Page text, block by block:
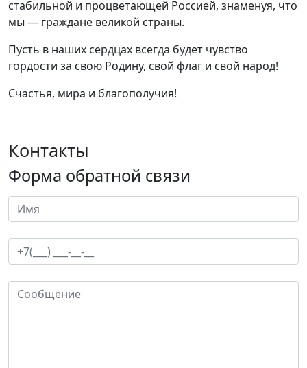
стабильной и процветающей Россией, знаменуя, что
мы — граждане великой страны.
Пусть в наших сердцах всегда будет чувство
гордости за свою Родину, свой флаг и свой народ!
Счастья, мира и благополучия!
Контакты
Форма обратной связи